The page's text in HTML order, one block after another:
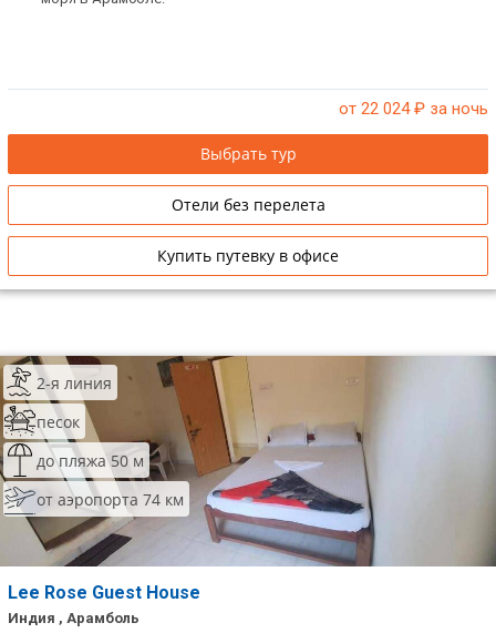
от 22 024₽ за ночь
Выбрать тур
Отели без перелета
Купить путевку в офисе
2-я линия
песок
до пляжа 50 м
от аэропорта 74 км
Lee Rose Guest House
Индия , Арамболь